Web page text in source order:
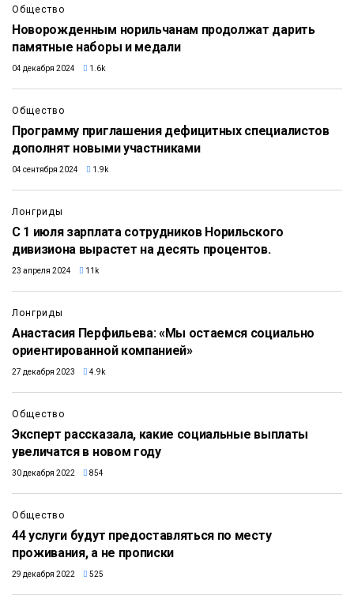
Общество
Новорожденным норильчанам продолжат дарить
памятные наборы и медали
04 декабря 2024 1.6k
Общество
Программу приглашения дефицитных специалистов
дополнят новыми участниками
04 сентября 2024 1.9k
Лонгриды
С 1 июля зарплата сотрудников Норильского
дивизиона вырастет на десять процентов.
23 апреля 2024 11k
Лонгриды
Анастасия Перфильева: «Мы остаемся социально
ориентированной компанией»
27 декабря 2023 4.9k
Общество
Эксперт рассказала, какие социальные выплаты
увеличатся в новом году
30 декабря 2022 854
Общество
44 услуги будут предоставляться по месту
проживания, а не прописки
29 декабря 2022 525